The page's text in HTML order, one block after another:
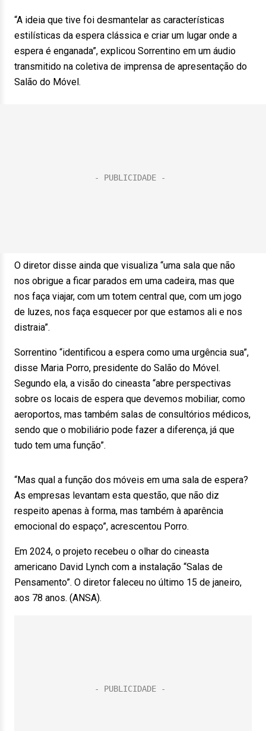
“A ideia que tive foi desmantelar as características
estilísticas da espera clássica e criar um lugar onde a
espera é enganada”, explicou Sorrentino em um áudio
transmitido na coletiva de imprensa de apresentação do
Salão do Móvel.
O diretor disse ainda que visualiza “uma sala que não
nos obrigue a ficar parados em uma cadeira, mas que
nos faça viajar, com um totem central que, com um jogo
de luzes, nos faça esquecer por que estamos ali e nos
distraia”.
Sorrentino “identificou a espera como uma urgência sua”,
disse Maria Porro, presidente do Salão do Móvel.
Segundo ela, a visão do cineasta “abre perspectivas
sobre os locais de espera que devemos mobiliar, como
aeroportos, mas também salas de consultórios médicos,
sendo que o mobiliário pode fazer a diferença, já que
tudo tem uma função”.
“Mas qual a função dos móveis em uma sala de espera?
As empresas levantam esta questão, que não diz
respeito apenas à forma, mas também à aparência
emocional do espaço”, acrescentou Porro.
Em 2024, o projeto recebeu o olhar do cineasta
americano David Lynch com a instalação “Salas de
Pensamento”. O diretor faleceu no último 15 de janeiro,
aos 78 anos. (ANSA).